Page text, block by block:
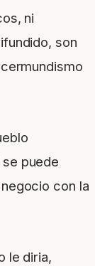
ni
son
puede
con la
le diria,